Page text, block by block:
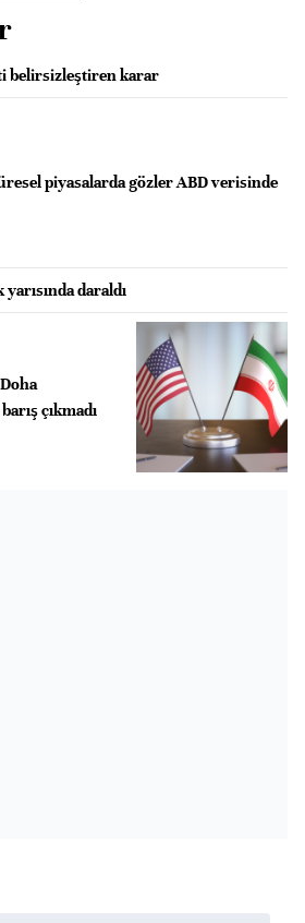
belirsizleştiren karar
piyasalarda gözler ABD verisinde
daraldı
çıkmadı